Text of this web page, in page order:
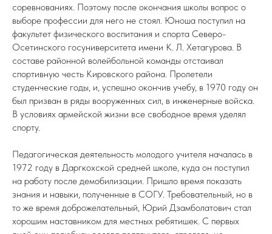
соревнованиях. Поэтому после окончания школы вопрос о
выборе профессии для него не стоял. Юноша поступил на
факультет физического воспитания и спорта Северо-
Осетинского госуниверситета имени К. Л. Хетагурова. В
составе районной волейбольной команды отстаивал
спортивную честь Кировского района. Пролетели
студенческие годы, и, успешно окончив учебу, в 1970 году он
был призван в ряды вооруженных сил, в инженерные войска.
В условиях армейской жизни все свободное время уделял
спорту.
Педагогическая деятельность молодого учителя началась в
1972 году в Даргкохской средней школе, куда он поступил
на работу после демобилизации. Пришло время показать
знания и навыки, полученные в СОГУ. Требовательный, но в
то же время доброжелательный, Юрий Дзамболатович стал
хорошим наставником для местных ребятишек. С первых